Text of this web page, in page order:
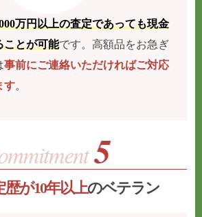
万円以上の査定であっても現金
ことが可能です。高額品をお急ぎ
事前にご連絡いただければご対応
す。
歴が10年以上のベテラン